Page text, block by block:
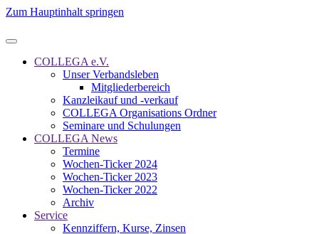
Zum Hauptinhalt springen
COLLEGA e.V.
Unser Verbandsleben
Mitgliederbereich
Kanzleikauf und -verkauf
COLLEGA Organisations Ordner
Seminare und Schulungen
COLLEGA News
Termine
Wochen-Ticker 2024
Wochen-Ticker 2023
Wochen-Ticker 2022
Archiv
Service
Kennziffern, Kurse, Zinsen